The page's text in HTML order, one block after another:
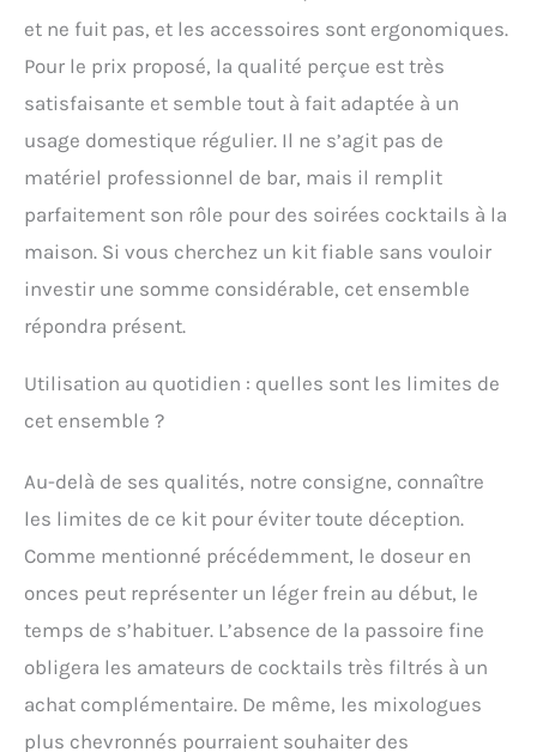
et ne fuit pas, et les accessoires sont ergonomiques.
Pour le prix proposé, la qualité perçue est très
satisfaisante et semble tout à fait adaptée à un
usage domestique régulier. Il ne s’agit pas de
matériel professionnel de bar, mais il remplit
parfaitement son rôle pour des soirées cocktails à la
maison. Si vous cherchez un kit fiable sans vouloir
investir une somme considérable, cet ensemble
répondra présent.
Utilisation au quotidien : quelles sont les limites de
cet ensemble ?
Au-delà de ses qualités, notre consigne, connaître
les limites de ce kit pour éviter toute déception.
Comme mentionné précédemment, le doseur en
onces peut représenter un léger frein au début, le
temps de s’habituer. L’absence de la passoire fine
obligera les amateurs de cocktails très filtrés à un
achat complémentaire. De même, les mixologues
plus chevronnés pourraient souhaiter des